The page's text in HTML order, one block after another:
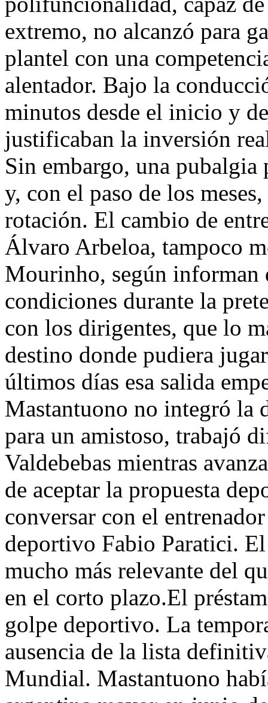
extremo, no alcanzó para
plantel con una
alentador. Bajo la
minutos desde el inicio y
justificaban la inversión
Sin embargo, una
y, con el paso de los
rotación. El cambio de
Álvaro Arbeloa, tampoco
Mourinho, según informan
condiciones durante la
con los dirigentes, que lo
destino donde pudiera
últimos días esa salida
Mastantuono no integró la
para un amistoso, trabajó
Valdebebas mientras
de aceptar la propuesta
conversar con el
deportivo Fabio Paratici.
mucho más relevante del
en el corto plazo.El
golpe deportivo. La
ausencia de la lista
Mundial. Mastantuono